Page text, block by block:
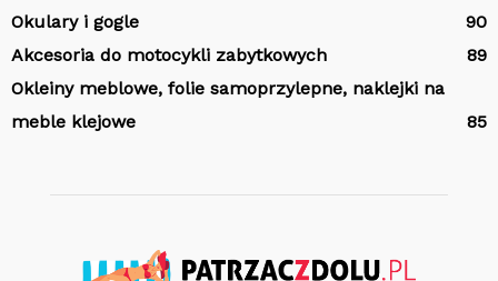
Okulary i gogle
90
Akcesoria do motocykli zabytkowych
89
Okleiny meblowe, folie samoprzylepne, naklejki na
meble klejowe
85